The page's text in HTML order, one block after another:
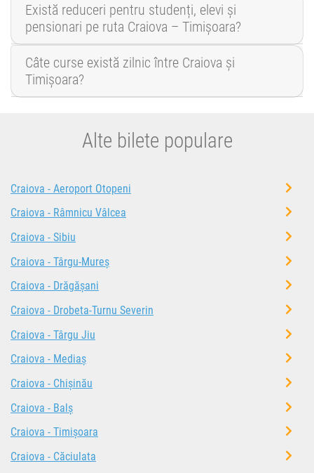
Există reduceri pentru studenți, elevi și
pensionari pe ruta Craiova – Timișoara?
Câte curse există zilnic între Craiova și
Timișoara?
Alte bilete populare
Craiova - Aeroport Otopeni
Craiova - Râmnicu Vâlcea
Craiova - Sibiu
Craiova - Târgu-Mureș
Craiova - Drăgășani
Craiova - Drobeta-Turnu Severin
Craiova - Târgu Jiu
Craiova - Mediaș
Craiova - Chișinău
Craiova - Balș
Craiova - Timișoara
Craiova - Căciulata